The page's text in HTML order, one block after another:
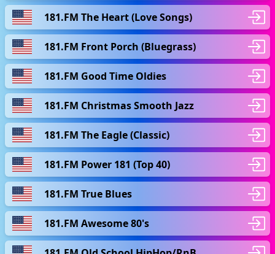
181.FM The Heart (Love Songs)
181.FM Front Porch (Bluegrass)
181.FM Good Time Oldies
181.FM Christmas Smooth Jazz
181.FM The Eagle (Classic)
181.FM Power 181 (Top 40)
181.FM True Blues
181.FM Awesome 80's